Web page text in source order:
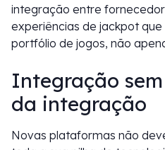
integração entre
experiências de jackpot
portfólio de jogos, não
Integração
da integração
Novas plataformas não